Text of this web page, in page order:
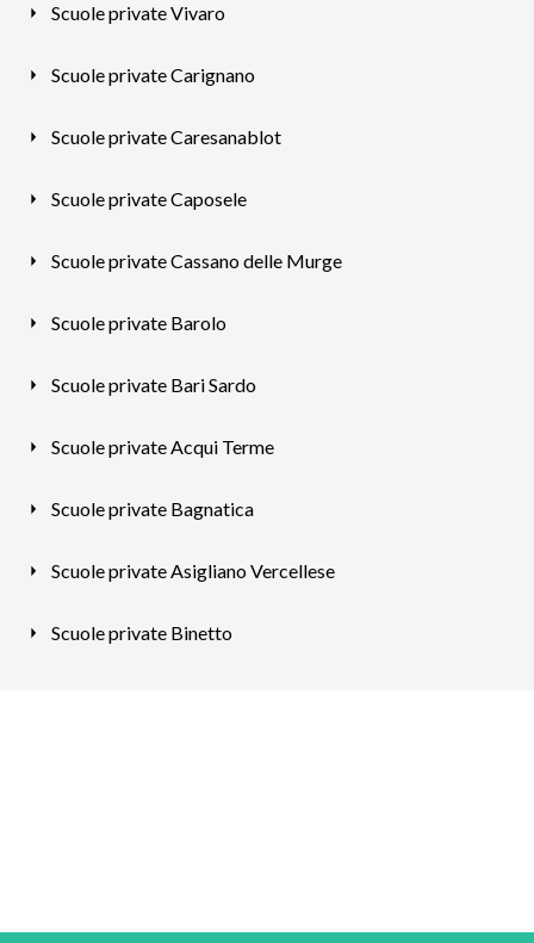
Scuole private Vivaro
Scuole private Carignano
Scuole private Caresanablot
Scuole private Caposele
Scuole private Cassano delle Murge
Scuole private Barolo
Scuole private Bari Sardo
Scuole private Acqui Terme
Scuole private Bagnatica
Scuole private Asigliano Vercellese
Scuole private Binetto